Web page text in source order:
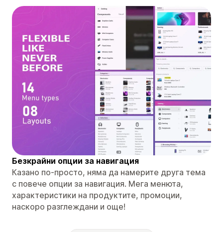
Безкрайни опции за навигация
Казано по-просто, няма да намерите друга тема
с повече опции за навигация. Мега менюта,
характеристики на продуктите, промоции,
наскоро разглеждани и още!